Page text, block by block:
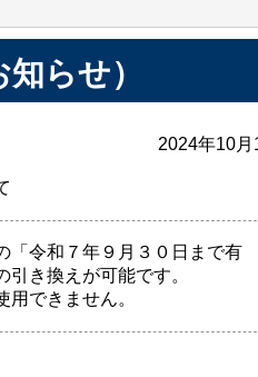
らせ）
2024年10月
「令和７年９月３０日まで有
き換えが可能です。
できません。